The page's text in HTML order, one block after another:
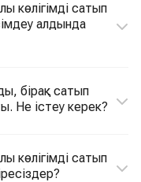
көлігімді сатып
алдында
бірақ сатып
Не істеу керек?
көлігімді сатып